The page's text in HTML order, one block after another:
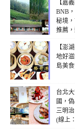
【嘉
BNB
秘境
推薦
里山
【澎
地好
島美
台北
國，
三明
(線上